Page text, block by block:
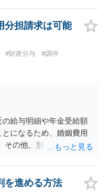
われます。 ただし、不
たとの評価につながる
ご参考まで。
分担請求は可能
#財産分与
#調停
給与明細や年金受給額
になるため、婚姻費用
その他、別居の経緯、質
を進める方法